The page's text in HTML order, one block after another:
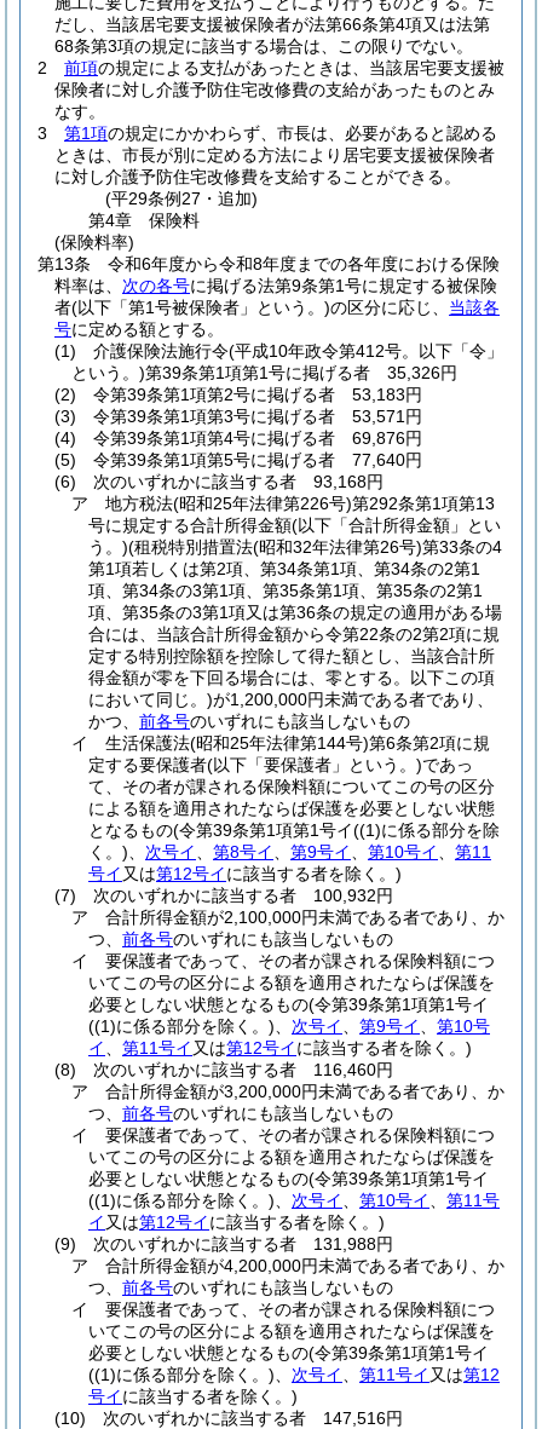
だし、当該居宅要支援被保険者が法第66条第4項又は法第
68条第3項の規定に該当する場合は、この限りでない。
2
前項の規定による支払があったときは、当該居宅要支援被
保険者に対し介護予防住宅改修費の支給があったものとみ
なす。
3
第1項の規定にかかわらず、市長は、必要があると認める
ときは、市長が別に定める方法により居宅要支援被保険者
に対し介護予防住宅改修費を支給することができる。
(平29条例27・追加)
第4章
保険料
(保険料率)
第13条
令和6年度から令和8年度までの各年度における保険
料率は、 次の各号に掲げる法第9条第1号に規定する被保険
者(以下「第1号被保険者」という。)の区分に応じ、 当該各
号に定める額とする。
(1)
介護保険法施行令(平成10年政令第412号。以下「令」
という。)第39条第1項第1号に掲げる者 35,326円
(2)
令第39条第1項第2号に掲げる者 53,183円
(3)
令第39条第1項第3号に掲げる者 53,571円
(4)
令第39条第1項第4号に掲げる者 69,876円
(5)
令第39条第1項第5号に掲げる者 77,640円
(6)
次のいずれかに該当する者 93,168円
ア
地方税法(昭和25年法律第226号)第292条第1項第13
号に規定する合計所得金額(以下「合計所得金額」とい
う。)(租税特別措置法(昭和32年法律第26号)第33条の4
第1項若しくは第2項、第34条第1項、第34条の2第1
項、第34条の3第1項、第35条第1項、第35条の2第1
項、第35条の3第1項又は第36条の規定の適用がある場
合には、当該合計所得金額から令第22条の2第2項に規
定する特別控除額を控除して得た額とし、当該合計所
得金額が零を下回る場合には、零とする。以下この項
において同じ。)が1,200,000円未満である者であり、
かつ、 前各号のいずれにも該当しないもの
イ
生活保護法(昭和25年法律第144号)第6条第2項に規
定する要保護者(以下「要保護者」という。)であっ
て、その者が課される保険料額についてこの号の区分
による額を適用されたならば保護を必要としない状態
となるもの(令第39条第1項第1号イ((1)に係る部分を除
く。)
次号イ 第8号イ 第9号イ 第10号イ
第11
号イ 又は第12号イに該当する者を除く。)
(7)
次のいずれかに該当する者 100,932円
ア
合計所得金額が2,100,000円未満である者であり、か
つ、 前各号のいずれにも該当しないもの
イ
要保護者であって、その者が課される保険料額につ
いてこの号の区分による額を適用されたならば保護を
必要としない状態となるもの(令第39条第1項第1号イ
((1)に係る部分を除く。) 次号イ 第9号イ
第10号
イ
第11号イ 又は第12号イに該当する者を除く。)
(8)
次のいずれかに該当する者 116,460円
ア
合計所得金額が3,200,000円未満である者であり、か
つ、 前各号のいずれにも該当しないもの
イ
要保護者であって、その者が課される保険料額につ
いてこの号の区分による額を適用されたならば保護を
必要としない状態となるもの(令第39条第1項第1号イ
((1)に係る部分を除く。) 次号イ 第10号イ
第11号
イ 又は第12号イに該当する者を除く。)
(9)
次のいずれかに該当する者 131,988円
ア
合計所得金額が4,200,000円未満である者であり、か
つ、 前各号のいずれにも該当しないもの
イ
要保護者であって、その者が課される保険料額につ
いてこの号の区分による額を適用されたならば保護を
必要としない状態となるもの(令第39条第1項第1号イ
((1)に係る部分を除く。) 次号イ 第11号イ 又は第12
号イに該当する者を除く。)
(10)
次のいずれかに該当する者 147,516円